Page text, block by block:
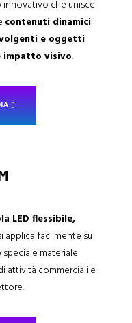
innovativo che unisce
contenuti dinamici
e oggetti
impatto visivo.
LED flessibile,
applica facilmente su
materiale
attività commerciali e